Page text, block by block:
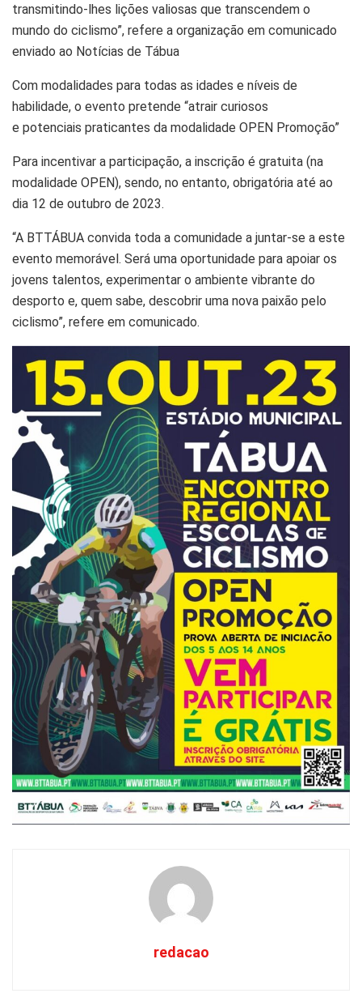
transmitindo-lhes lições valiosas que transcendem o
mundo do ciclismo”, refere a organização em comunicado
enviado ao Notícias de Tábua
Com modalidades para todas as idades e níveis de
habilidade, o evento pretende “atrair curiosos
e potenciais praticantes da modalidade OPEN Promoção”
Para incentivar a participação, a inscrição é gratuita (na
modalidade OPEN), sendo, no entanto, obrigatória até ao
dia 12 de outubro de 2023.
“A BTTÁBUA convida toda a comunidade a juntar-se a este
evento memorável. Será uma oportunidade para apoiar os
jovens talentos, experimentar o ambiente vibrante do
desporto e, quem sabe, descobrir uma nova paixão pelo
ciclismo”, refere em comunicado.
redacao